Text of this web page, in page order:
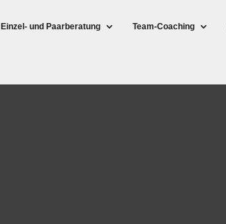
Einzel- und Paarberatung Team-Coaching